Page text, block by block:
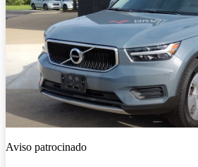
Aviso patrocinado